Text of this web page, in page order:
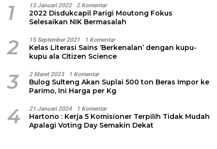
1 13 Januari 2022 2 Komentar
2022 Disdukcapil Parigi Moutong Fokus
Selesaikan NIK Bermasalah
2 15 September 2021 1 Komentar
Kelas Literasi Sains ‘Berkenalan’ dengan kupu-
kupu ala Citizen Science
3 2 Maret 2023 1 Komentar
Bulog Sulteng Akan Suplai 500 ton Beras Impor ke
Parimo, Ini Harga per Kg
4 21 Januari 2024 1 Komentar
Hartono : Kerja 5 Komisioner Terpilih Tidak Mudah
Apalagi Voting Day Semakin Dekat